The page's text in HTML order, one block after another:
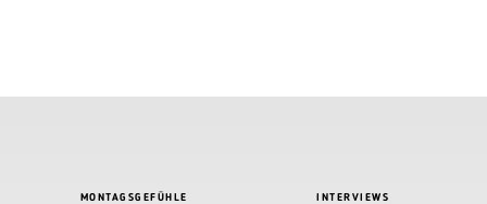
MONTAGSGEFÜHLE INTERVIEWS